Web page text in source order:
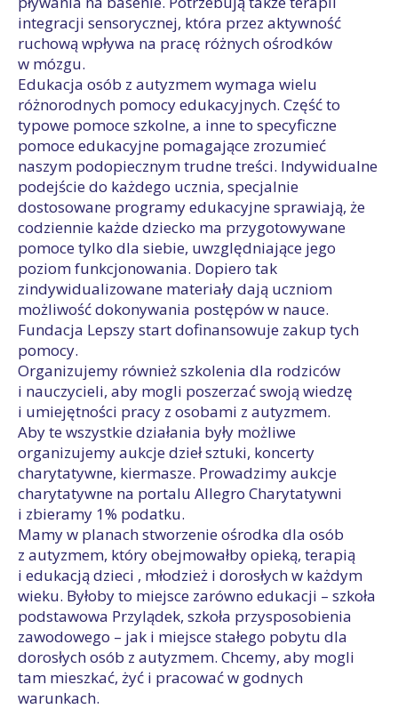
integracji sensorycznej, która przez aktywność
ruchową wpływa na pracę różnych ośrodków
w mózgu.
Edukacja osób z autyzmem wymaga wielu
różnorodnych pomocy edukacyjnych. Część to
typowe pomoce szkolne, a inne to specyficzne
pomoce edukacyjne pomagające zrozumieć
naszym podopiecznym trudne treści. Indywidualne
podejście do każdego ucznia, specjalnie
dostosowane programy edukacyjne sprawiają, że
codziennie każde dziecko ma przygotowywane
pomoce tylko dla siebie, uwzględniające jego
poziom funkcjonowania. Dopiero tak
zindywidualizowane materiały dają uczniom
możliwość dokonywania postępów w nauce.
Fundacja Lepszy start dofinansowuje zakup tych
pomocy.
Organizujemy również szkolenia dla rodziców
i nauczycieli, aby mogli poszerzać swoją wiedzę
i umiejętności pracy z osobami z autyzmem.
Aby te wszystkie działania były możliwe
organizujemy aukcje dzieł sztuki, koncerty
charytatywne, kiermasze. Prowadzimy aukcje
charytatywne na portalu Allegro Charytatywni
i zbieramy 1% podatku.
Mamy w planach stworzenie ośrodka dla osób
z autyzmem, który obejmowałby opieką, terapią
i edukacją dzieci , młodzież i dorosłych w każdym
wieku. Byłoby to miejsce zarówno edukacji – szkoła
podstawowa Przylądek, szkoła przysposobienia
zawodowego – jak i miejsce stałego pobytu dla
dorosłych osób z autyzmem. Chcemy, aby mogli
tam mieszkać, żyć i pracować w godnych
warunkach.